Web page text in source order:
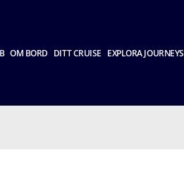
OM BORD DITT CRUISE EXPLORA JOURNEYS